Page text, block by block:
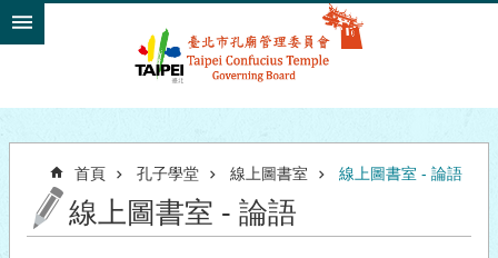
跳到主要內容區塊
首頁 孔子學堂 線上圖書室 線上圖書室 - 論語
線上圖書室 - 論語